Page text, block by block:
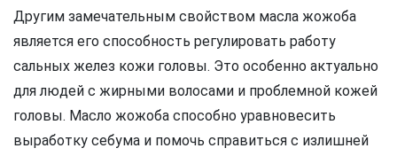
Другим замечательным свойством масла жожоба
является его способность регулировать работу
сальных желез кожи головы. Это особенно актуально
для людей с жирными волосами и проблемной кожей
головы. Масло жожоба способно уравновесить
выработку себума и помочь справиться с излишней